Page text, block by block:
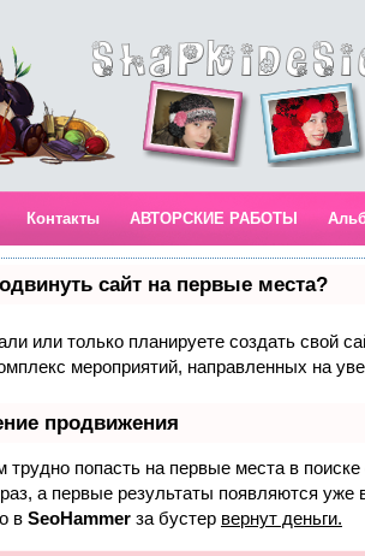
Контакты АВТОРСКИЕ РАБОТЫ
сайт на первые места?
или только планируете создать свой
мероприятий, направленных на
продвижения
трудно попасть на первые места в
а первые результаты появляются
в SeoHammer за бустер вернут деньги.